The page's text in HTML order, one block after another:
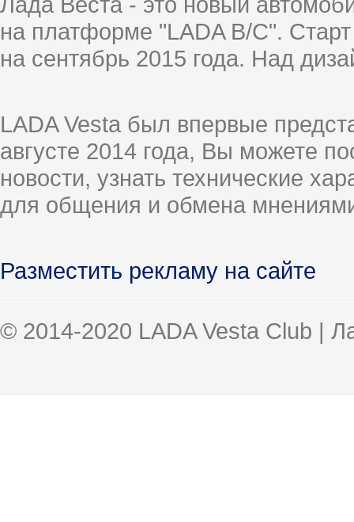
на платформе "LADA B/C".
на сентябрь 2015 года. Над
LADA Vesta был впервые
августе 2014 года, Вы можете
новости, узнать технические
для общения и обмена
Разместить рекламу на сайте
© 2014-2020 LADA Vesta Club |